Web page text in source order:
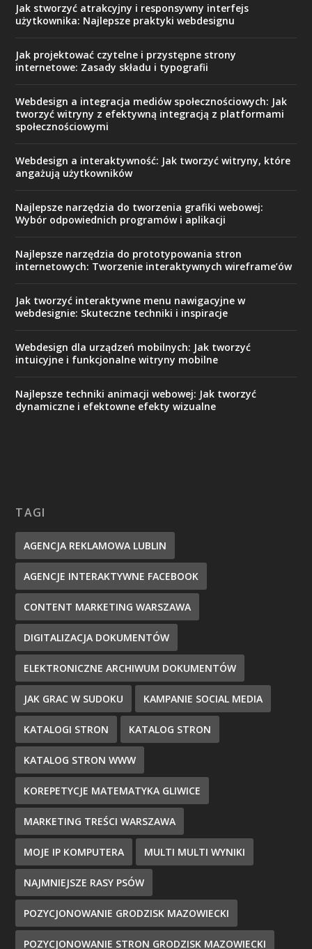
Jak stworzyć atrakcyjny i responsywny interfejs
użytkownika: Najlepsze praktyki webdesignu
Jak projektować czytelne i przystępne strony
internetowe: Zasady składu i typografii
Webdesign a integracja mediów społecznościowych: Jak
tworzyć witryny z efektywną integracją z platformami
społecznościowymi
Webdesign a interaktywność: Jak tworzyć witryny, które
angażują użytkowników
Najlepsze narzędzia do tworzenia grafiki webowej:
Wybór odpowiednich programów i aplikacji
Najlepsze narzędzia do prototypowania stron
internetowych: Tworzenie interaktywnych wireframe’ów
Jak tworzyć interaktywne menu nawigacyjne w
webdesignie: Skuteczne techniki i inspiracje
Webdesign dla urządzeń mobilnych: Jak tworzyć
intuicyjne i funkcjonalne witryny mobilne
Najlepsze techniki animacji webowej: Jak tworzyć
dynamiczne i efektowne efekty wizualne
TAGI
AGENCJA REKLAMOWA LUBLIN
AGENCJE INTERAKTYWNE FACEBOOK
CONTENT MARKETING WARSZAWA
DIGITALIZACJA DOKUMENTÓW
ELEKTRONICZNE ARCHIWUM DOKUMENTÓW
JAK GRAC W SUDOKU KAMPANIE SOCIAL MEDIA
KATALOGI STRON KATALOG STRON
KATALOG STRON WWW
KOREPETYCJE MATEMATYKA GLIWICE
MARKETING TREŚCI WARSZAWA
MOJE IP KOMPUTERA MULTI MULTI WYNIKI
NAJMNIEJSZE RASY PSÓW
POZYCJONOWANIE GRODZISK MAZOWIECKI
POZYCJONOWANIE STRON GRODZISK MAZOWIECKI